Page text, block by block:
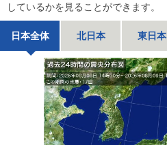
しているかを見ることができます。
日本全体 北日本 東日本